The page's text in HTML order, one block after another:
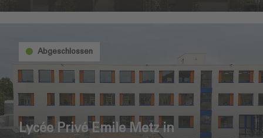
Abgeschlossen
Lycée Privé Emile Metz in